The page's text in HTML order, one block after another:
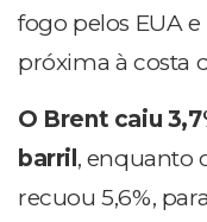
fogo pelos EUA
próxima à costa
O Brent caiu
barril , enquanto
recuou 5,6%,